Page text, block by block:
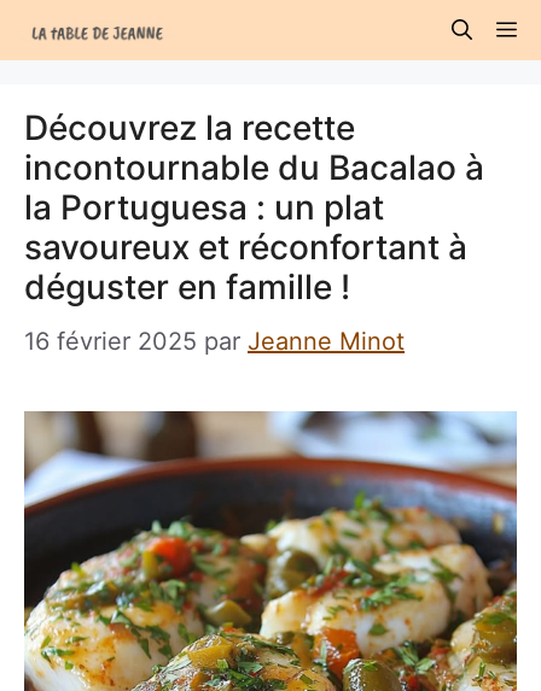
au
Découvrez la recette
incontournable du Bacalao à
la Portuguesa : un plat
savoureux et réconfortant à
déguster en famille !
16 février 2025 par Jeanne Minot